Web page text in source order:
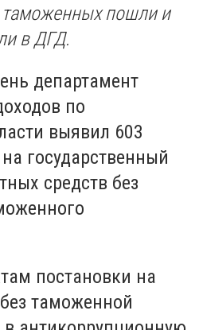
таможенных пошли и
в ДГД.
департамент
по
выявил 603
государственный
средств без
постановки на
таможенной